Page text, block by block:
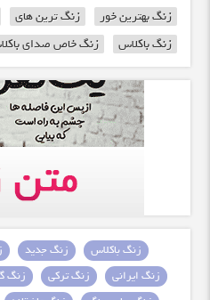
زنگ بهترین خور
زنگ ترین های
زنگ باکلاس
زنگ خاص صدای
زنگ باکلاس زنگ جدید
زنگ ایرانی
زنگ ترکی زنگ